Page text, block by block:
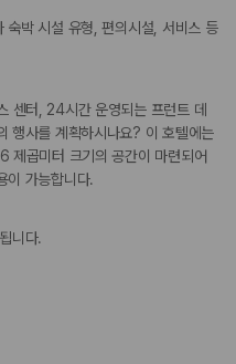
숙박 시설 유형, 편의시설, 서비스 등
센터, 24시간 운영되는 프런트 데
행사를 계획하시나요? 이 호텔에는
제곱미터 크기의 공간이 마련되어
이 가능합니다.
니다.